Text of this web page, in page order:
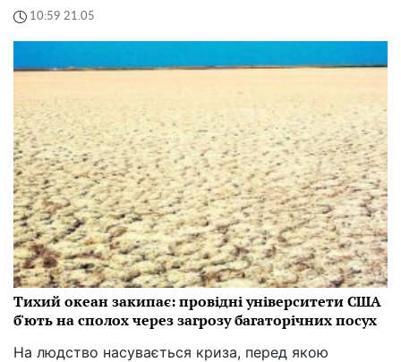
10:59 21.05
Тихий океан закипає: провідні університети США
б'ють на сполох через загрозу багаторічних посух
На людство насувається криза, перед якою